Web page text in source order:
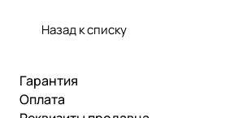
Назад к списку
Гарантия
Оплата